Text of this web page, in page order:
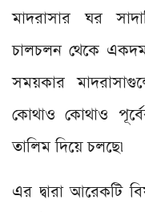
মাদরাসার ঘর
চালচলন থেকে
সময়কার
কোথাও কোথাও
তালিম দিয়ে চলছে৷
এর দ্বারা আরেকটি